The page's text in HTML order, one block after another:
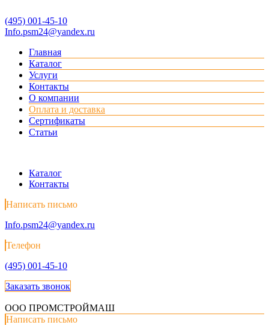
(495) 001-45-10
Info.psm24@yandex.ru
Главная
Каталог
Услуги
Контакты
О компании
Оплата и доставка
Сертификаты
Статьи
Каталог
Контакты
Написать письмо
Info.psm24@yandex.ru
Телефон
(495) 001-45-10
Заказать звонок
ООО ПРОМСТРОЙМАШ
Написать письмо